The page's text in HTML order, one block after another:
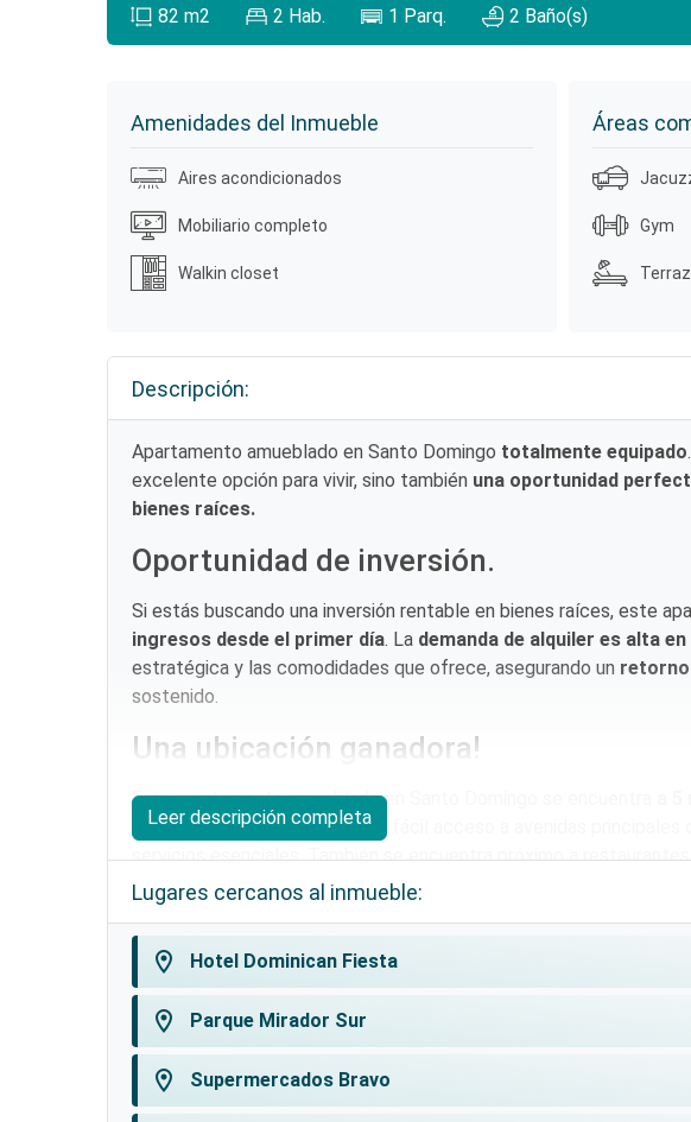
82 m2 2 Hab. 1 Parq. 2 Baño(s)
Amenidades del Inmueble
Aires acondicionados
Mobiliario completo
Walkin closet
Áreas
Gym
Descripción:
Apartamento amueblado en Santo Domingo totalmente equipado
excelente opción para vivir, sino también una oportunidad
bienes raíces.
Oportunidad de inversión.
Si estás buscando una inversión rentable en bienes raíces, este
ingresos desde el primer día. La demanda de alquiler es alta
estratégica y las comodidades que ofrece, asegurando un
sostenido.
Una ubicación ganadora!
Este apartamento amueblado en Santo Domingo se encuentra
En vehículo o caminando, tiene fácil acceso a avenidas
servicios esenciales. También se encuentra próximo a
Flor de Cafe.
Hotel Dominican Fiesta.
Parque Mirador Sur.
Área social para disfrutar y descansar.
Leer descripción completa
Lugares cercanos al inmueble:
location_on Hotel Dominican Fiesta
location_on Parque Mirador Sur
location_on Supermercados Bravo